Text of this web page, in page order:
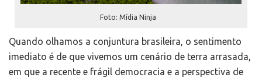
Foto: Mídia Ninja
Quando olhamos a conjuntura brasileira, o sentimento
imediato é de que vivemos um cenário de terra arrasada,
em que a recente e frágil democracia e a perspectiva de